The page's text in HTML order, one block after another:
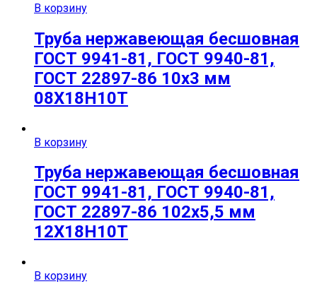
В корзину
Труба нержавеющая бесшовная
ГОСТ 9941-81, ГОСТ 9940-81,
ГОСТ 22897-86 10х3 мм
08Х18Н10Т
В корзину
Труба нержавеющая бесшовная
ГОСТ 9941-81, ГОСТ 9940-81,
ГОСТ 22897-86 102х5,5 мм
12Х18Н10Т
В корзину